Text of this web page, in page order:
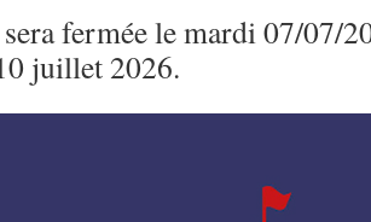
fermée le mardi 07/07/
juillet 2026.